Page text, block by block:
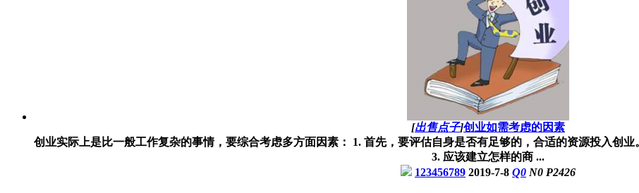
[出售点子]创业如需考虑的因素
创业实际上是比一般工作复杂的事情，要综合考虑多方面因素： 1. 首先，要评估自身是否有足够的，合适的资源投入创
3. 应该建立怎样的商 ...
123456789 2019-7-8 Q0 N0 P2426